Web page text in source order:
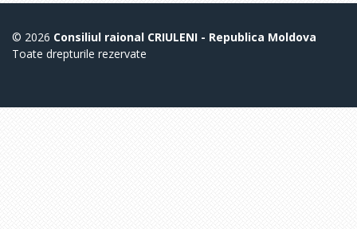
© 2026 Consiliul raional CRIULENI - Republica Moldova
Toate drepturile rezervate